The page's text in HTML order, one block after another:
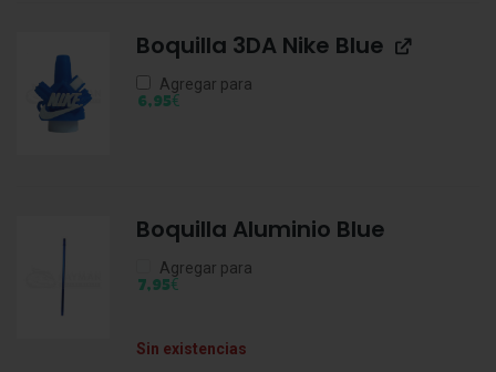
Boquilla 3DA Nike Blue
Agregar para
6,95€
Boquilla Aluminio Blue
Agregar para
7,95€
Sin existencias